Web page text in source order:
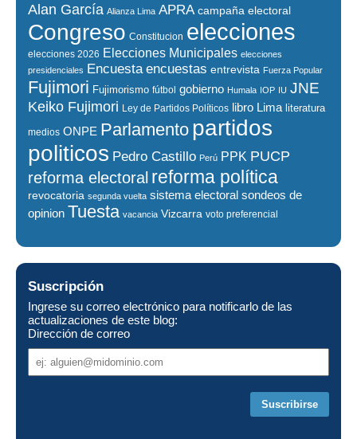
Alan García Alianza Lima APRA campaña electoral
Congreso Constitucion elecciones
elecciones 2026 Elecciones Municipales elecciones
presidenciales Encuesta encuestas entrevista Fuerza Popular
Fujimori Fujimorismo fútbol gobierno Humala IOP IU JNE
Keiko Fujimori Ley de Partidos Políticos libro Lima literatura
medios ONPE Parlamento partidos
politicos Pedro Castillo Perú PPK PUCP
reforma electoral reforma política
revocatoria segunda vuelta sistema electoral sondeos de
opinion Tuesta vacancia Vizcarra voto preferencial
Suscripción
Ingrese su correo electrónico para notificarlo de las
actualizaciones de este blog:
Dirección de correo
de